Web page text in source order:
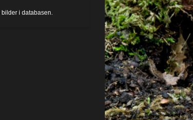
bilder i databasen.